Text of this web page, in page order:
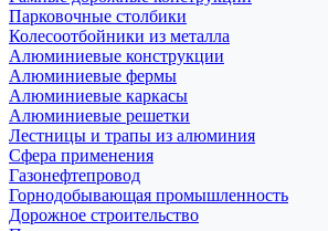
Парковочные столбики
Колесоотбойники из металла
Алюминиевые конструкции
Алюминиевые фермы
Алюминиевые каркасы
Алюминиевые решетки
Лестницы и трапы из алюминия
Сфера применения
Газонефтепровод
Горнодобывающая промышленность
Дорожное строительство